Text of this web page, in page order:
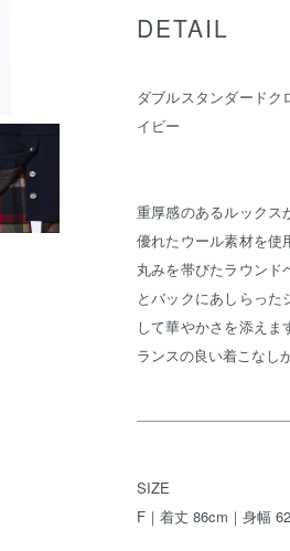
DETAIL
ダブルスタンダードク
イビー
重厚感のあるルックス
優れたウール素材を使
丸みを帯びたラウンド
とバックにあしらった
して華やかさを添え
ランスの良い着こなし
SIZE
F｜着丈 86cm｜身幅